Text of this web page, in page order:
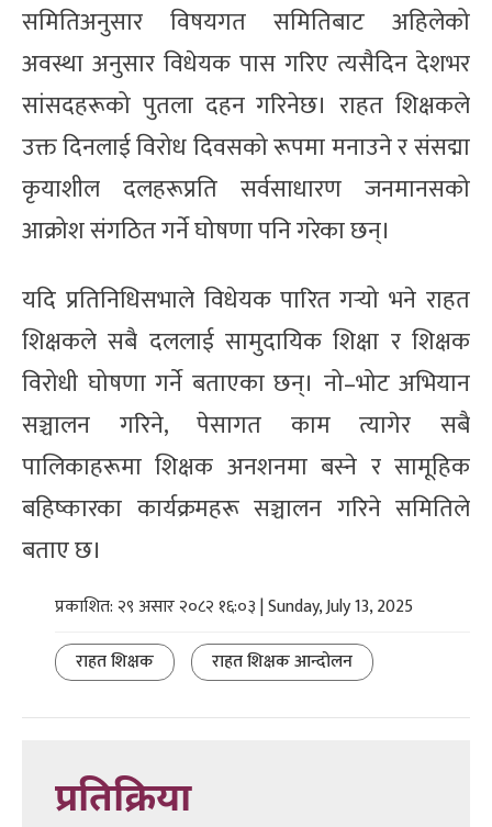
समितिअनुसार विषयगत समितिबाट अहिलेको
अवस्था अनुसार विधेयक पास गरिए त्यसैदिन देशभर
सांसदहरूको पुतला दहन गरिनेछ। राहत शिक्षकले
उक्त दिनलाई विरोध दिवसको रूपमा मनाउने र संसद्मा
कृयाशील दलहरूप्रति सर्वसाधारण जनमानसको
आक्रोश संगठित गर्ने घोषणा पनि गरेका छन्।
यदि प्रतिनिधिसभाले विधेयक पारित गर्‍यो भने राहत
शिक्षकले सबै दललाई सामुदायिक शिक्षा र शिक्षक
विरोधी घोषणा गर्ने बताएका छन्। नो–भोट अभियान
सञ्चालन गरिने, पेसागत काम त्यागेर सबै
पालिकाहरूमा शिक्षक अनशनमा बस्ने र सामूहिक
बहिष्कारका कार्यक्रमहरू सञ्चालन गरिने समितिले
बताए छ।
प्रकाशित: २९ असार २०८२ १६:०३ | Sunday, July 13, 2025
राहत शिक्षक
राहत शिक्षक आन्दोलन
प्रतिक्रिया